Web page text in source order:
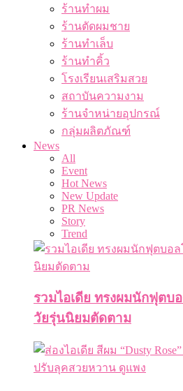
ร้านทำผม
ร้านตัดผมชาย
ร้านทำเล็บ
ร้านทำคิ้ว
โรงเรียนเสริมสวย
สถาบันความงาม
ร้านจำหน่ายอุปกรณ์
กลุ่มผลิตภัณฑ์
News
All
Event
Hot News
New Update
PR News
Story
Trend
รวมไอเดีย ทรงผมนักฟุตบ
วัยรุ่นนิยมตัดตาม